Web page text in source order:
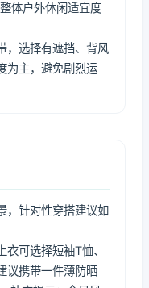
体户外休闲适宜度
，选择有遮挡、背风
为主，避免剧烈运
，针对性穿搭建议如
可选择短袖T恤、
议携带一件薄防晒